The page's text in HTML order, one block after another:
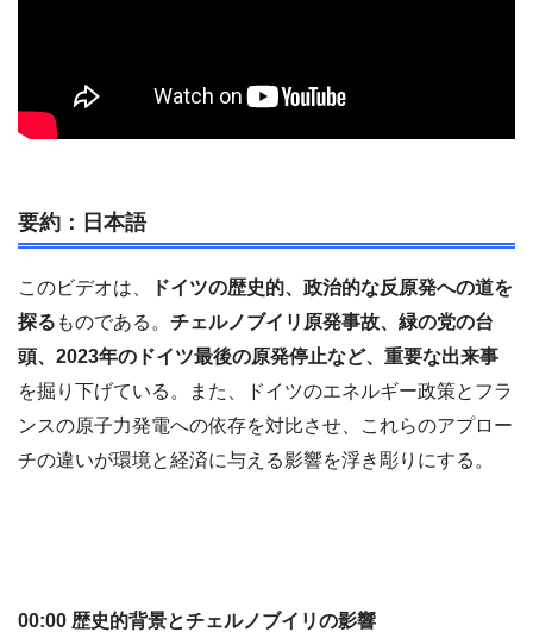
要約：日本語
このビデオは、
ドイツの歴史的、政治的な反原発への道を
探る ものである。 チェルノブイリ原発事故、緑の党の台
頭、2023年のドイツ最後の原発停止など、重要な出来事
を掘り下げている。また、ドイツのエネルギー政策とフラ
ンスの原子力発電への依存を対比させ、これらのアプロー
チの違いが環境と経済に与える影響を浮き彫りにする。
00:00 歴史的背景とチェルノブイリの影響